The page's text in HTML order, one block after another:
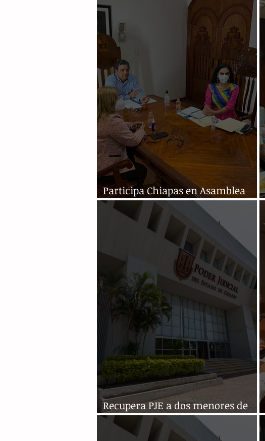
Participa Chiapas en Asamblea
General de la Conatrib
Recupera PJE a dos menores de
edad